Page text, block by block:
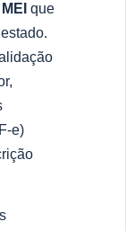
MEI que
e)